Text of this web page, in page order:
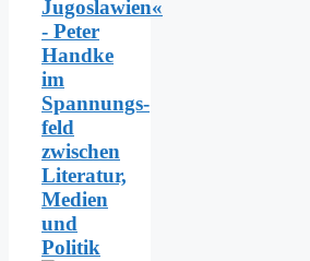
Jugoslawien«
- Peter
Handke
im
Spannungs­
feld
zwischen
Literatur,
Medien
und
Politik